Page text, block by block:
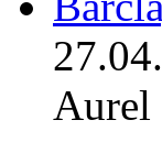
Aurel